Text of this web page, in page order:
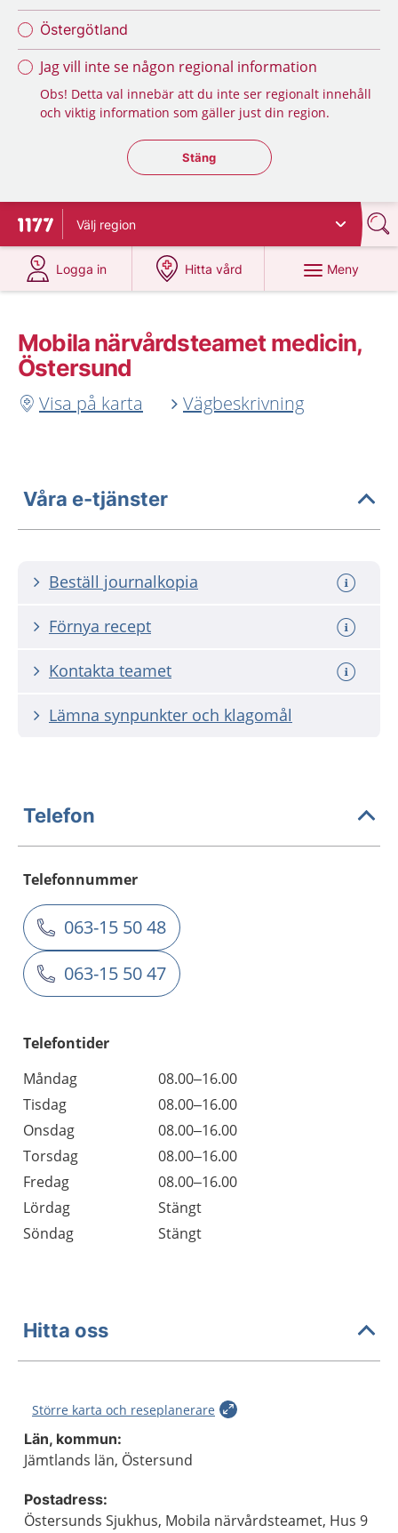
Östergötland
Jag vill inte se någon regional information
Obs! Detta val innebär att du inte ser regionalt innehåll
och viktig information som gäller just din region.
Stäng regionsväljaren
Stäng
Till startsidan för 1177
Välj region
Logga in
på 1177.se
Hitta vård
på 1177.se
Meny
Mobila närvårdsteamet medicin,
Östersund
Visa på karta Vägbeskrivning
Våra e-tjänster
Beställ journalkopia
Förnya recept
Kontakta teamet
Lämna synpunkter och klagomål
Telefon
Telefonnummer
063-15 50 48
063-15 50 47
Telefontider
Måndag
08.00–16.00
Tisdag
08.00–16.00
Onsdag
08.00–16.00
Torsdag
08.00–16.00
Fredag
08.00–16.00
Lördag
Stängt
Söndag
Stängt
Hitta oss
Större karta och reseplanerare
Län, kommun:
Jämtlands län, Östersund
Postadress:
Östersunds Sjukhus, Mobila närvårdsteamet, Hus 9